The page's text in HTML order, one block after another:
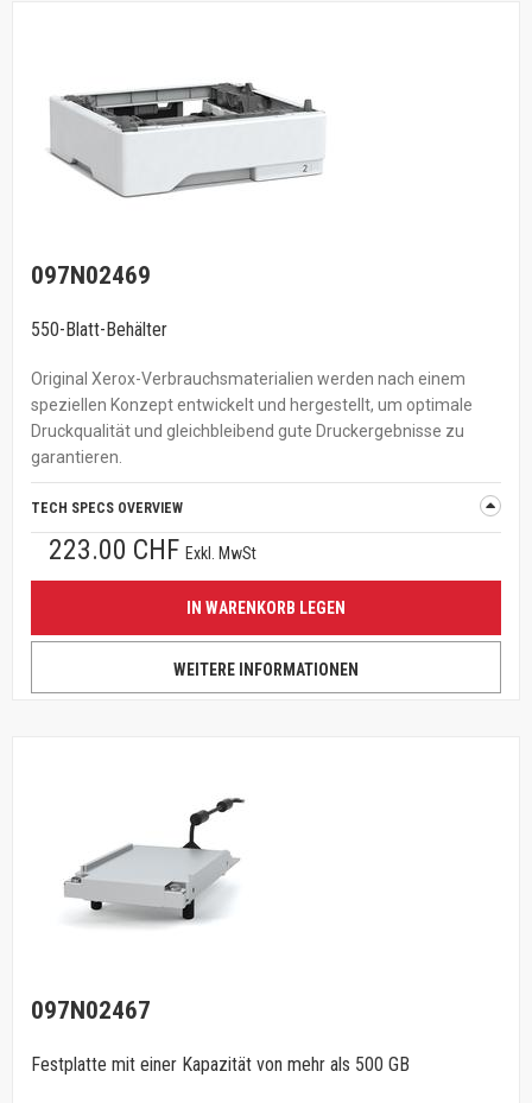
097N02469
550-Blatt-Behälter
Original Xerox-Verbrauchsmaterialien werden nach einem
speziellen Konzept entwickelt und hergestellt, um optimale
Druckqualität und gleichbleibend gute Druckergebnisse zu
garantieren.
TECH SPECS OVERVIEW
223.00 CHF Exkl. MwSt
IN WARENKORB LEGEN
WEITERE INFORMATIONEN
097N02467
Festplatte mit einer Kapazität von mehr als 500 GB